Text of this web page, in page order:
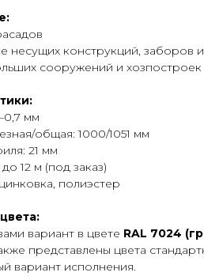
несущих конструкций, заборов
сооружений и хозпостроек
мм
общая: 1000/1051 мм
21 мм
12 м (под заказ)
полиэстер
вариант в цвете RAL 7024
представлены цвета
вариант исполнения.